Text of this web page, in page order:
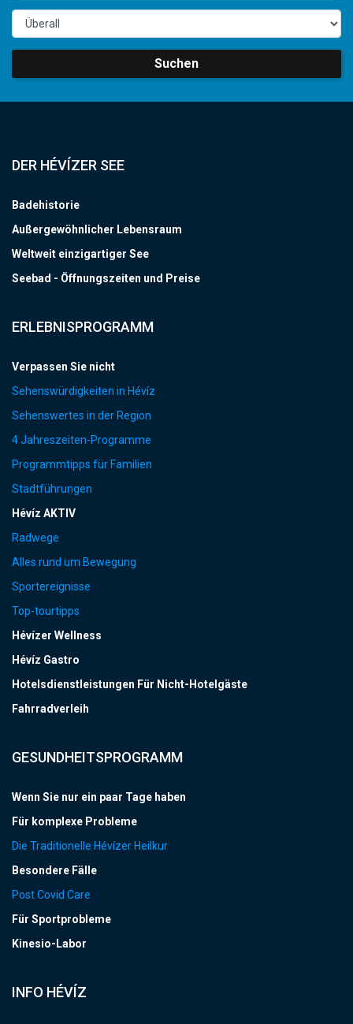
Suchen
DER HÉVÍZER SEE
Badehistorie
Außergewöhnlicher Lebensraum
Weltweit einzigartiger See
Seebad - Öffnungszeiten und Preise
ERLEBNISPROGRAMM
Verpassen Sie nicht
Sehenswürdigkeiten in Hévíz
Sehenswertes in der Region
4 Jahreszeiten-Programme
Programmtipps für Familien
Stadtführungen
Hévíz AKTIV
Radwege
Alles rund um Bewegung
Sportereignisse
Top-tourtipps
Hévízer Wellness
Hévíz Gastro
Hotelsdienstleistungen Für Nicht-Hotelgäste
Fahrradverleih
GESUNDHEITSPROGRAMM
Wenn Sie nur ein paar Tage haben
Für komplexe Probleme
Die Traditionelle Hévízer Heilkur
Besondere Fälle
Post Covid Care
Für Sportprobleme
Kinesio-Labor
INFO HÉVÍZ